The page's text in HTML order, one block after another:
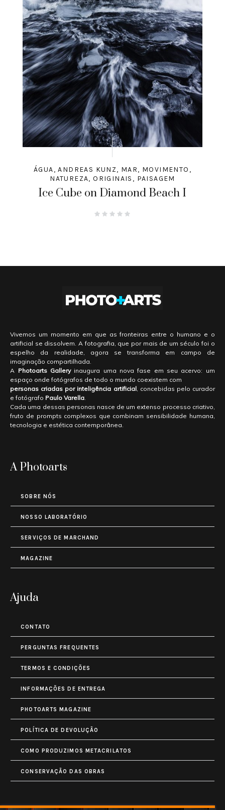
ÁGUA,ANDREAS KUNZ, MAR, MOVIMENTO ,
NATUREZA,ORIGINAIS , PAISAGEM
Ice Cube on Diamond Beach I
Vivemos um momento em que as fronteiras entre o humano e o
artificial se dissolvem. A fotografia, que por mais de um século foi o
espelho da realidade, agora se transforma em campo de
imaginação compartilhada.
A Photoarts Galleryinaugura uma nova fase em seu acervo: um
espaço onde fotógrafos de todo o mundo coexistem com
personas criadas por inteligência artificial, concebidas pelo curador
e fotógrafo Paulo Varella.
Cada uma dessas personas nasce de um extenso processo criativo,
fruto de prompts complexos que combinam sensibilidade humana,
tecnologia e estética contemporânea.
A Photoarts
SOBRE NÓS
NOSSO LABORATÓRIO
SERVIÇOS DE MARCHAND
MAGAZINE
Ajuda
CONTATO
PERGUNTAS FREQUENTES
TERMOS E CONDIÇÕES
INFORMAÇÕES DE ENTREGA
PHOTOARTS MAGAZINE
POLÍTICA DE DEVOLUÇÃO
COMO PRODUZIMOS METACRILATOS
CONSERVAÇÃO DAS OBRAS